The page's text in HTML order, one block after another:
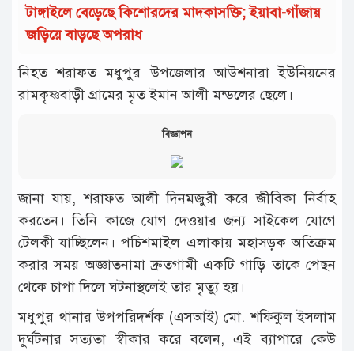
লাইফ
স্টাইল
অন্যান্য
টাঙ্গাইলে বেড়েছে কিশোরদের মাদকাসক্তি; ইয়াবা-গাঁজায়
জড়িয়ে বাড়ছে অপরাধ
নিহত শরাফত মধুপুর উপজেলার আউশনারা ইউনিয়নের
রামকৃষ্ণবাড়ী গ্রামের মৃত ইমান আলী মন্ডলের ছেলে।
বিজ্ঞাপন
জানা যায়, শরাফত আলী দিনমজুরী করে জীবিকা নির্বাহ
করতেন। তিনি কাজে যোগ দেওয়ার জন্য সাইকেল যোগে
টেলকী যাচ্ছিলেন। পচিশমাইল এলাকায় মহাসড়ক অতিক্রম
করার সময় অজ্ঞাতনামা দ্রুতগামী একটি গাড়ি তাকে পেছন
থেকে চাপা দিলে ঘটনাস্থলেই তার মৃত্যু হয়।
মধুপুর থানার উপপরিদর্শক (এসআই) মো. শফিকুল ইসলাম
দুর্ঘটনার সত্যতা স্বীকার করে বলেন, এই ব্যাপারে কেউ